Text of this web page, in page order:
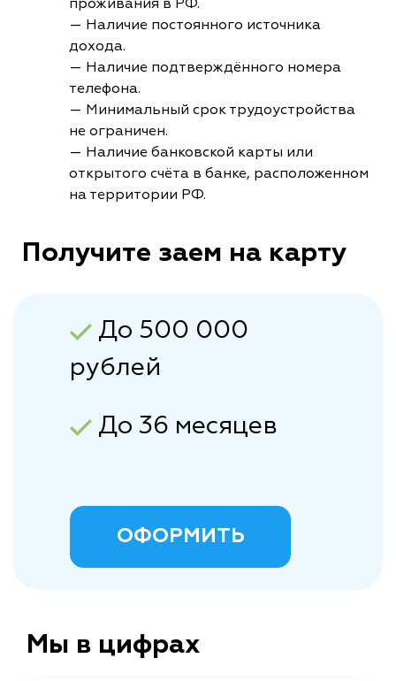
проживания в РФ.
— Наличие постоянного источника
дохода.
— Наличие подтверждённого номера
телефона.
— Минимальный срок трудоустройства
не ограничен.
— Наличие банковской карты или
открытого счёта в банке, расположенном
на территории РФ.
Получите заем на карту
До 500 000
рублей
До 36 месяцев
ОФОРМИТЬ
Мы в цифрах